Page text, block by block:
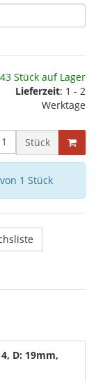
Stück auf Lager
Lieferzeit: 1 - 2
Werktage
Stück
1 Stück
D: 19mm,